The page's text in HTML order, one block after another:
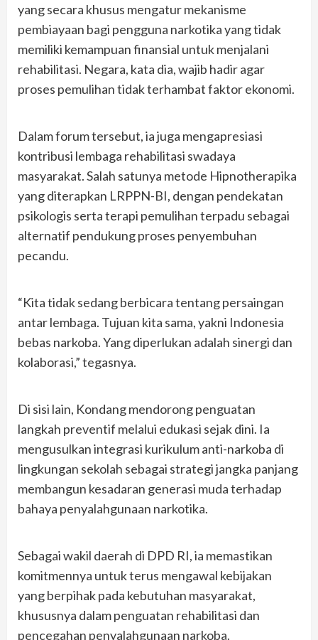
yang secara khusus mengatur mekanisme
pembiayaan bagi pengguna narkotika yang tidak
memiliki kemampuan finansial untuk menjalani
rehabilitasi. Negara, kata dia, wajib hadir agar
proses pemulihan tidak terhambat faktor ekonomi.
Dalam forum tersebut, ia juga mengapresiasi
kontribusi lembaga rehabilitasi swadaya
masyarakat. Salah satunya metode Hipnotherapika
yang diterapkan LRPPN-BI, dengan pendekatan
psikologis serta terapi pemulihan terpadu sebagai
alternatif pendukung proses penyembuhan
pecandu.
“Kita tidak sedang berbicara tentang persaingan
antar lembaga. Tujuan kita sama, yakni Indonesia
bebas narkoba. Yang diperlukan adalah sinergi dan
kolaborasi,” tegasnya.
Di sisi lain, Kondang mendorong penguatan
langkah preventif melalui edukasi sejak dini. Ia
mengusulkan integrasi kurikulum anti-narkoba di
lingkungan sekolah sebagai strategi jangka panjang
membangun kesadaran generasi muda terhadap
bahaya penyalahgunaan narkotika.
Sebagai wakil daerah di DPD RI, ia memastikan
komitmennya untuk terus mengawal kebijakan
yang berpihak pada kebutuhan masyarakat,
khususnya dalam penguatan rehabilitasi dan
pencegahan penyalahgunaan narkoba.